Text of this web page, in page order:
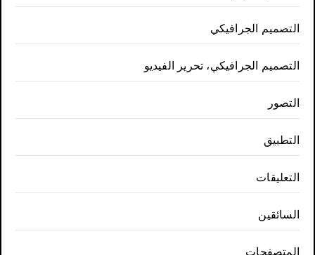
التصميم الجرافيكي
التصميم الجرافيكي، تحرير الفيديو
التصور
التطبيق
التعليقات
السائقين
المتصفحات